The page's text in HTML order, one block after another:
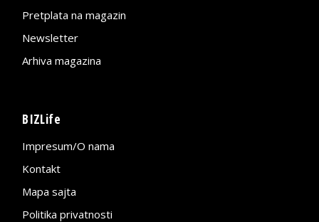
Pretplata na magazin
Newsletter
Arhiva magazina
BIZLife
Impresum/O nama
Kontakt
Mapa sajta
Politika privatnosti